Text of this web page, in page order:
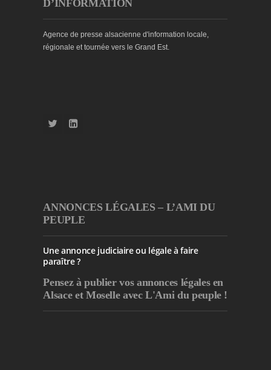
D’INFORMATION
Agence de presse alsacienne d'information locale,
régionale et tournée vers le Grand Est.
ANNONCES LÉGALES – L’AMI DU
PEUPLE
Une annonce judiciaire ou légale à faire
paraître ?
Pensez à publiervos annonces légales en
Alsace et Moselle avec L'Ami du peuple !